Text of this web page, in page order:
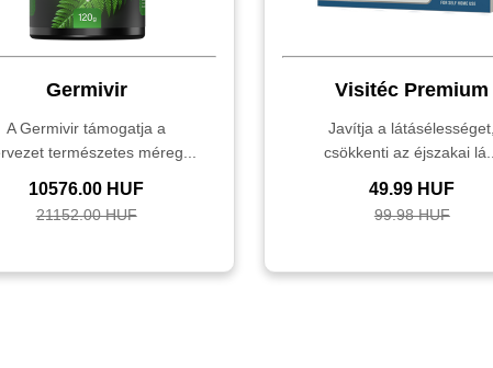
Germivir
A Germivir támogatja a
természetes méreg...
10576.00 HUF
21152.00 HUF
Visitéc Premium
Javítja a látásélességet,
csökkenti az éjszakai lá...
49.99 HUF
99.98 HUF